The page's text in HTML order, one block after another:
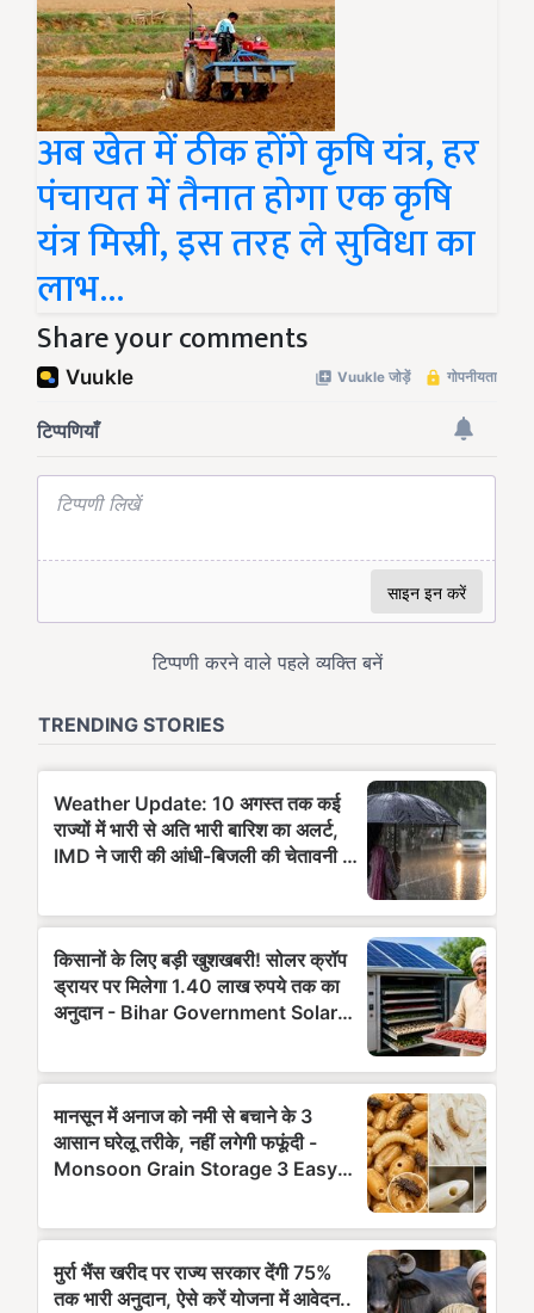
अब खेत में ठीक होंगे कृषि यंत्र, हर
पंचायत में तैनात होगा एक कृषि
यंत्र मिस्री, इस तरह ले सुविधा का
लाभ...
Share your comments